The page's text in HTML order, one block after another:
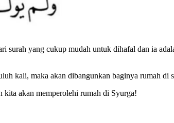
yang cukup mudah untuk dihafal dan ia
kali, maka akan dibangunkan baginya rumah
kita akan memperolehi rumah di Syurga!